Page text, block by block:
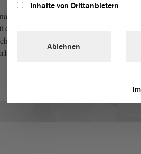
wurden alle wichtigen anhaltischen
der Aufhebung der Verfassung von
alle Landtage geschlossen – der
von Anhalt-Dessau und
Inhalte von Drittanbietern
Ablehnen